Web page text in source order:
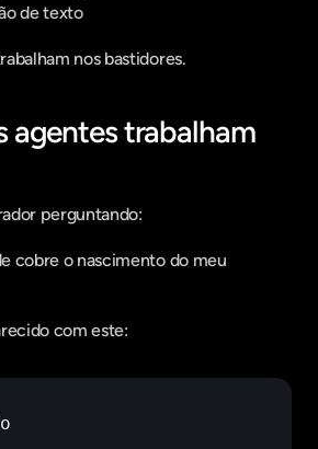
de texto
nos bastidores.
agentes trabalham
perguntando:
cobre o nascimento do meu
com este: